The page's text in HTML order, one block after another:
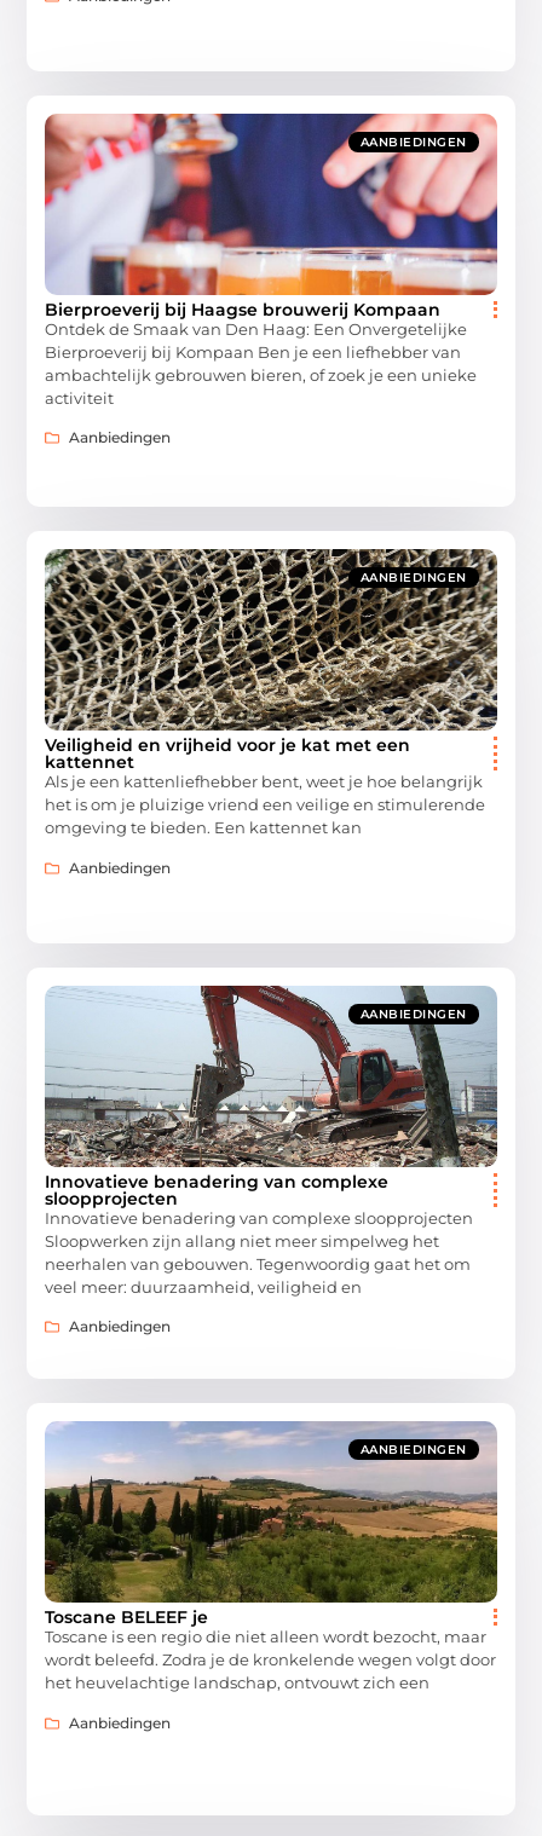
AANBIEDINGEN
Bierproeverij bij Haagse brouwerij Kompaan
Ontdek de Smaak van Den Haag: Een Onvergetelijke
Bierproeverij bij Kompaan Ben je een liefhebber van
ambachtelijk gebrouwen bieren, of zoek je een unieke
activiteit
Aanbiedingen
AANBIEDINGEN
Veiligheid en vrijheid voor je kat met een
kattennet
Als je een kattenliefhebber bent, weet je hoe belangrijk
het is om je pluizige vriend een veilige en stimulerende
omgeving te bieden. Een kattennet kan
Aanbiedingen
AANBIEDINGEN
Innovatieve benadering van complexe
sloopprojecten
Innovatieve benadering van complexe sloopprojecten
Sloopwerken zijn allang niet meer simpelweg het
neerhalen van gebouwen. Tegenwoordig gaat het om
veel meer: duurzaamheid, veiligheid en
Aanbiedingen
AANBIEDINGEN
Toscane BELEEF je
Toscane is een regio die niet alleen wordt bezocht, maar
wordt beleefd. Zodra je de kronkelende wegen volgt door
het heuvelachtige landschap, ontvouwt zich een
Aanbiedingen